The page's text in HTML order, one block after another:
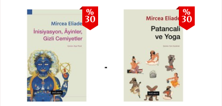
%
30
+
%
30